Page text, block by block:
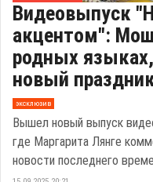
Видеовыпуск
акцентом":
родных
новый
эксклюзив
Вышел новый выпуск
где Маргарита Лянге
новости последнего